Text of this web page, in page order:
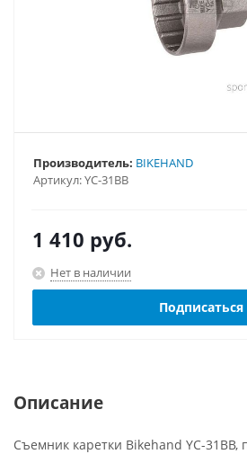
Артикул:YC-31BB
Производитель: BIKEHAND
1 410 руб.
Нет в наличии
Подписаться
Описание
Съемник каретки Bikehand YC-31BB,